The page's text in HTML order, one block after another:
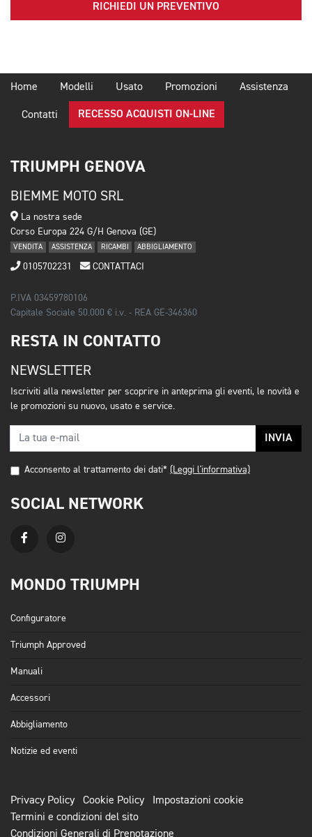
RICHIEDI UN PREVENTIVO
Home Modelli Usato Promozioni Assistenza
Contatti RECESSO ACQUISTI ON-LINE
TRIUMPH GENOVA
BIEMME MOTO SRL
La nostra sede
Corso Europa 224 G/H Genova (GE)
VENDITA ASSISTENZA RICAMBI ABBIGLIAMENTO
0105702231 CONTATTACI
P.IVA 03459780106
Capitale Sociale 50.000 € i.v. - REA GE-346360
RESTA IN CONTATTO
NEWSLETTER
Iscriviti alla newsletter per scoprire in anteprima gli eventi, le novità e
le promozioni su nuovo, usato e service.
INVIA
Acconsento al trattamento dei dati* (Leggi l'informativa)
SOCIAL NETWORK
MONDO TRIUMPH
Configuratore
Triumph Approved
Manuali
Accessori
Abbigliamento
Notizie ed eventi
Privacy Policy Cookie Policy
Impostazioni cookie
Termini e condizioni del sito
Condizioni Generali di Prenotazione